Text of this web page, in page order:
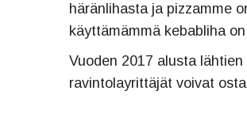
häränlihasta ja pizzamme
käyttämämmä kebabliha
Vuoden 2017 alusta
ravintolayrittäjät voivat